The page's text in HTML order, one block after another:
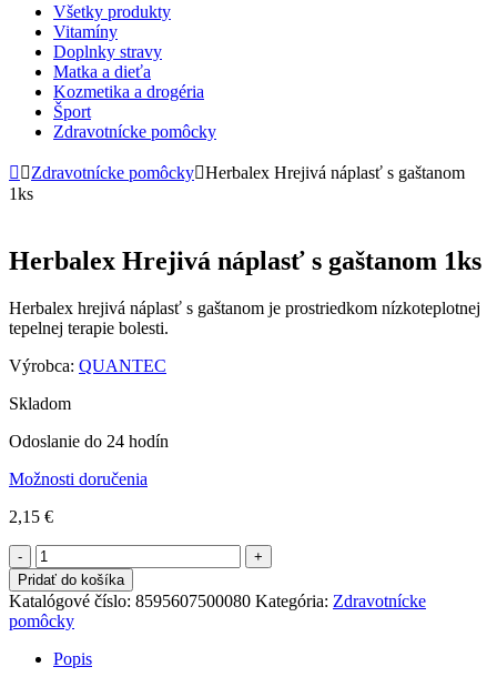
Všetky produkty
Vitamíny
Doplnky stravy
Matka a dieťa
Kozmetika a drogéria
Šport
Zdravotnícke pomôcky
Zdravotnícke pomôcky Herbalex Hrejivá náplasť s gaštanom
1ks
Herbalex Hrejivá náplasť s gaštanom 1ks
Herbalex hrejivá náplasť s gaštanom je prostriedkom nízkoteplotnej
tepelnej terapie bolesti.
Výrobca: QUANTEC
Skladom
Odoslanie do 24 hodín
Možnosti doručenia
2,15 €
Počet
Pridať do košíka
Katalógové číslo: 8595607500080 Kategória: Zdravotnícke
pomôcky
Popis